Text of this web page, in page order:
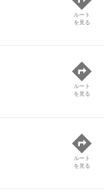
ルート
を見る
ルート
を見る
ルート
を見る